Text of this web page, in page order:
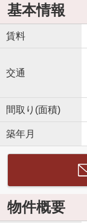
基本情報
賃料
交通
間取り(面積)
築年月
物件概要